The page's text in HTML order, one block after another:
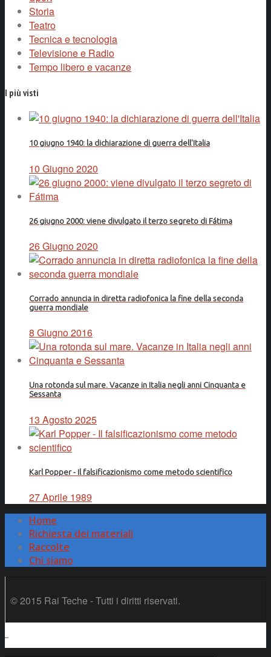
Storia
Teatro
Tecnica e tecnologia
Televisione e Radio
Tempo libero e vacanze
I più visti
10 giugno 1940: la dichiarazione di guerra dell'Italia
10 Giugno 2020
26 giugno 2000: viene divulgato il terzo segreto di Fátima
26 Giugno 2020
Corrado annuncia in diretta radiofonica la fine della seconda
guerra mondiale
8 Giugno 2016
Una rotonda sul mare. Vacanze in Italia negli anni Cinquanta e
Sessanta
13 Agosto 2025
Karl Popper - Il falsificazionismo come metodo scientifico
27 Aprile 1989
Home
Richiesta dei materiali
Raccolte
Chi siamo
© 2015 Rai Teche - Tutti i diritti riservati.